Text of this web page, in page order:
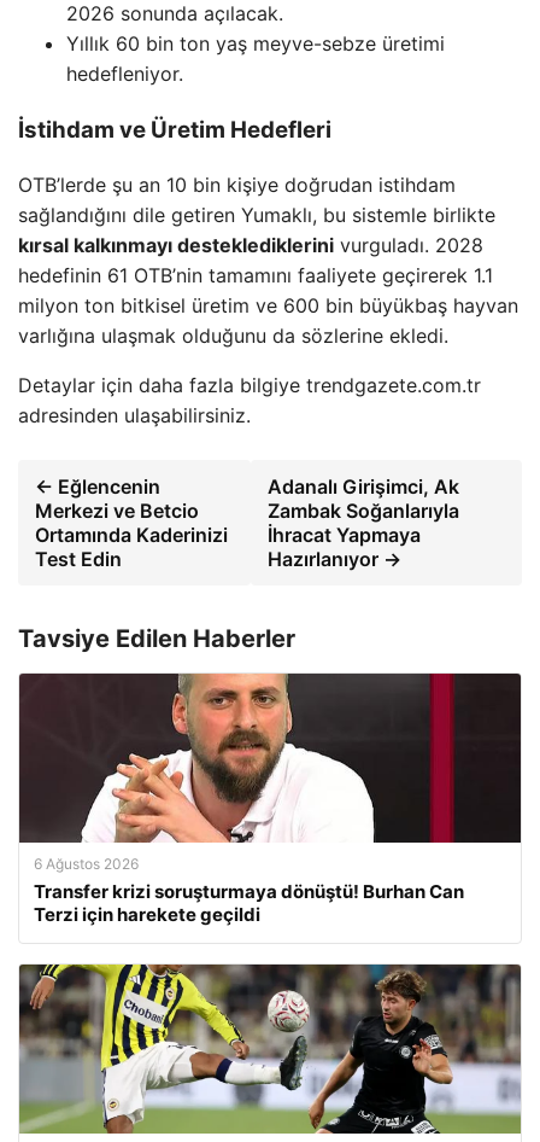
2026 sonunda açılacak.
Yıllık 60 bin ton yaş meyve-sebze üretimi
hedefleniyor.
İstihdam ve Üretim Hedefleri
OTB’lerde şu an 10 bin kişiye doğrudan istihdam
sağlandığını dile getiren Yumaklı, bu sistemle birlikte
kırsal kalkınmayı desteklediklerini vurguladı. 2028
hedefinin 61 OTB’nin tamamını faaliyete geçirerek 1.1
milyon ton bitkisel üretim ve 600 bin büyükbaş hayvan
varlığına ulaşmak olduğunu da sözlerine ekledi.
Detaylar için daha fazla bilgiye trendgazete.com.tr
adresinden ulaşabilirsiniz.
← Eğlencenin
Merkezi ve Betcio
Ortamında Kaderinizi
Test Edin
Adanalı Girişimci, Ak
Zambak Soğanlarıyla
İhracat Yapmaya
Hazırlanıyor →
Tavsiye Edilen Haberler
6 Ağustos 2026
Transfer krizi soruşturmaya dönüştü! Burhan Can
Terzi için harekete geçildi